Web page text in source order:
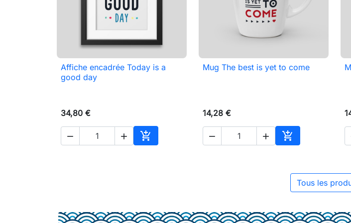
 Aperçu rapide
Affiche encadrée Today is a
good day
34,80 €
  
Ajouter au panier
 Aperçu rapide
Mug The best is yet to come
14,28 €
  
Ajouter au panier
Tous les